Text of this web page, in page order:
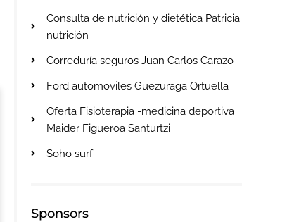
Consulta de nutrición y dietética Patricia
nutrición
Correduría seguros Juan Carlos Carazo
Ford automoviles Guezuraga Ortuella
Oferta Fisioterapia -medicina deportiva
Maider Figueroa Santurtzi
Soho surf
Sponsors